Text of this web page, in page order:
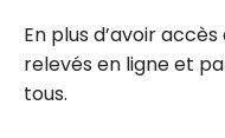
En plus d’avoir
relevés en ligne et
tous.